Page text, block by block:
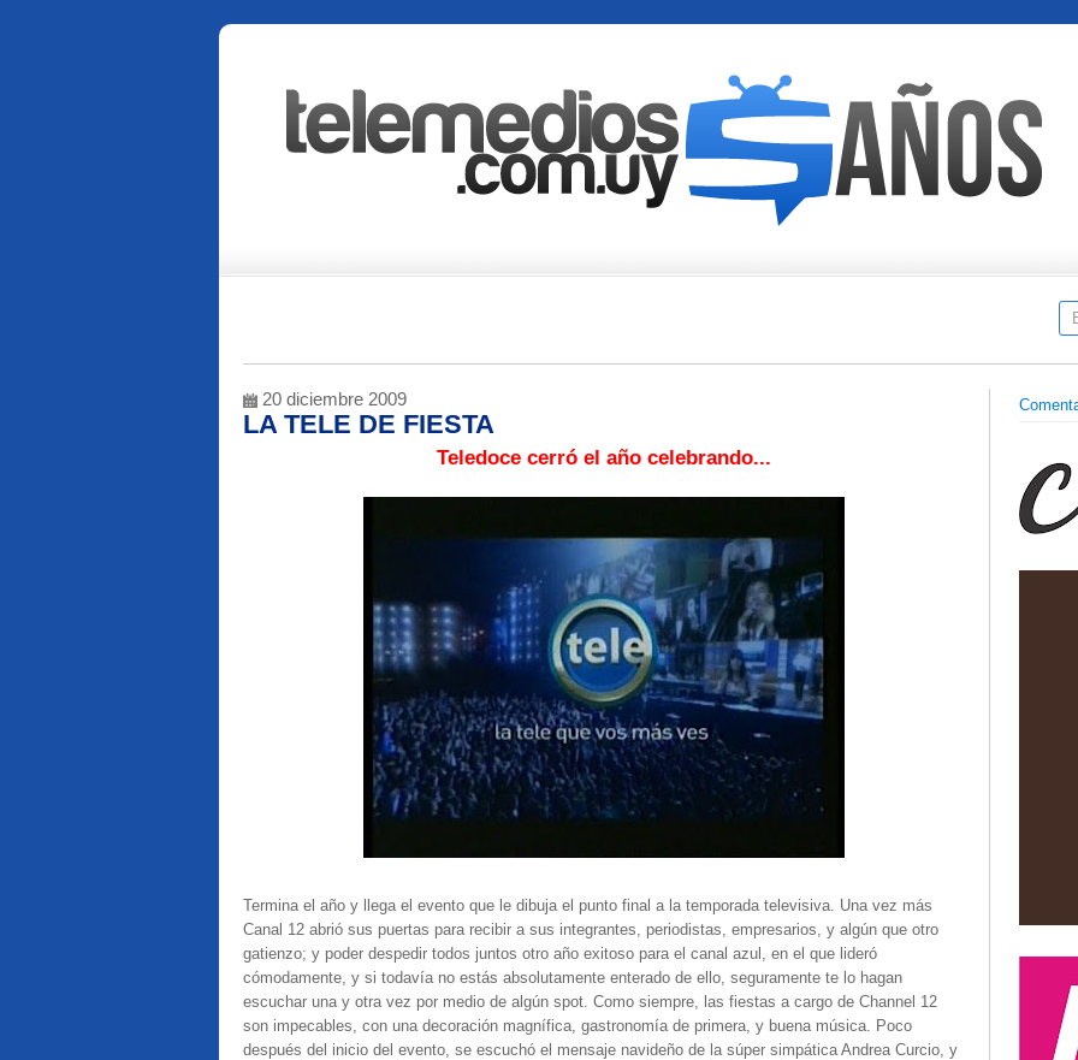
20 diciembre 2009
LA TELE DE FIESTA
Teledoce cerró el año celebrando...
Termina el año y llega el evento que le dibuja el punto final a la temporada televisiva. Una vez más
Canal 12 abrió sus puertas para recibir a sus integrantes, periodistas, empresarios, y algún que otro
gatienzo; y poder despedir todos juntos otro año exitoso para el canal azul, en el que lideró
cómodamente, y si todavía no estás absolutamente enterado de ello, seguramente te lo hagan
escuchar una y otra vez por medio de algún spot. Como siempre, las fiestas a cargo de Channel 12
son impecables, con una decoración magnífica, gastronomía de primera, y buena música. Poco
después del inicio del evento, se escuchó el mensaje navideño de la súper simpática Andrea Curcio, y